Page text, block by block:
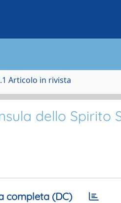
Articolo in rivista
dello Spirito
completa (DC)